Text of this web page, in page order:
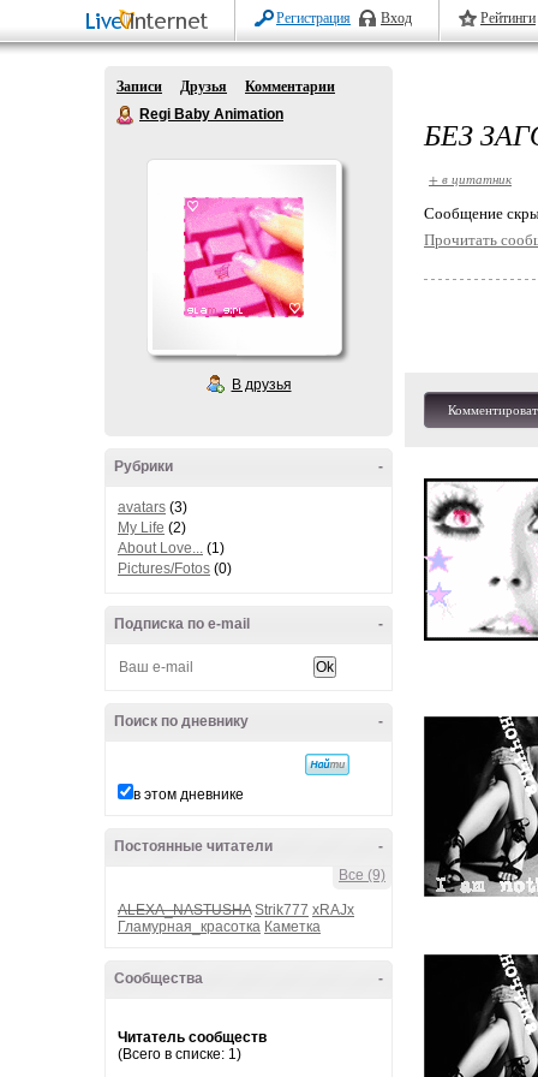
Регистрация Вход Рейтинги
Записи Друзья
Комментарии
Regi Baby Animation
В друзья
-
Рубрики
avatars (3)
My Life (2)
About Love... (1)
Pictures/Fotos (0)
-
Подписка по e-mail
-
Поиск по дневнику
в этом дневнике
-
Постоянные читатели
Все (9)
ALEXA_NASTUSHA Strik777 xRAJx
Гламурная_красотка Каметка
-
Сообщества
Читатель сообществ
(Всего в списке: 1)
БЕЗ
+ в цитатник
Cообщение
Прочитать